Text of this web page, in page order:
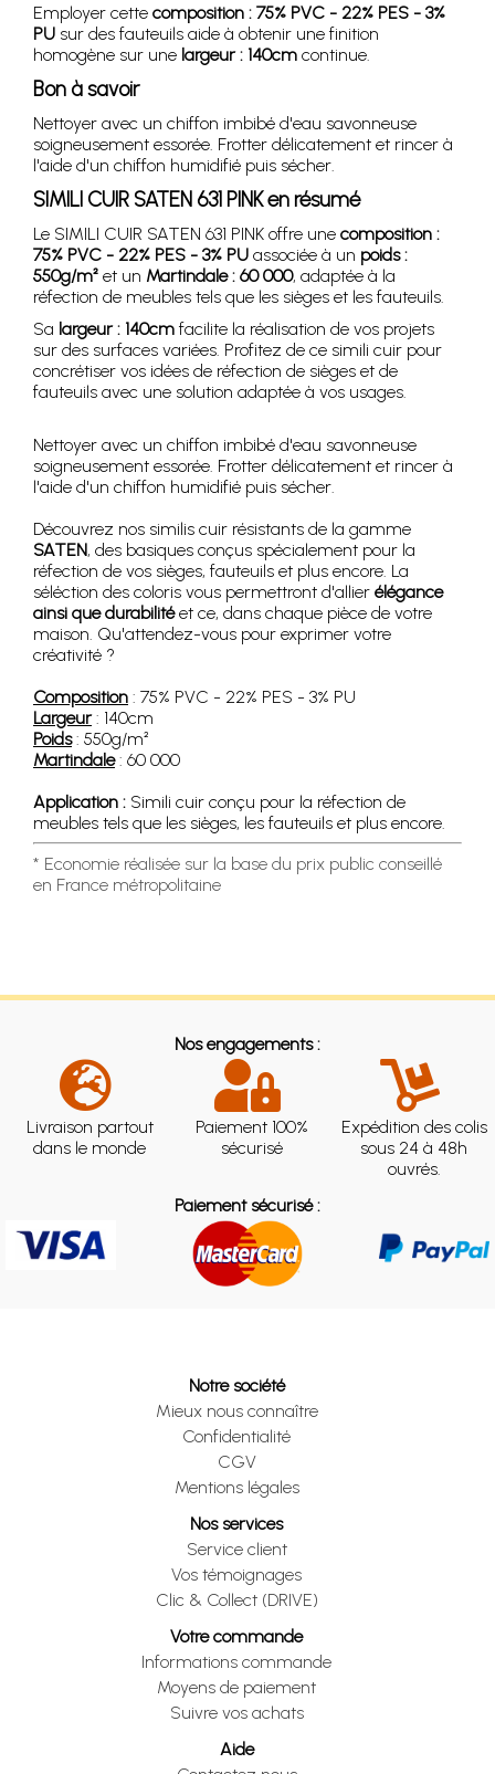
Employer cette composition : 75% PVC - 22% PES - 3%
PU sur des fauteuils aide à obtenir une finition
homogène sur une largeur : 140cm continue.
Bon à savoir
Nettoyer avec un chiffon imbibé d'eau savonneuse
soigneusement essorée. Frotter délicatement et rincer à
l'aide d'un chiffon humidifié puis sécher.
SIMILI CUIR SATEN 631 PINK en résumé
Le SIMILI CUIR SATEN 631 PINK offre une composition :
75% PVC - 22% PES - 3% PU associée à un poids :
550g/m² et un Martindale : 60 000, adaptée à la
réfection de meubles tels que les sièges et les fauteuils.
Sa largeur : 140cm facilite la réalisation de vos projets
sur des surfaces variées. Profitez de ce simili cuir pour
concrétiser vos idées de réfection de sièges et de
fauteuils avec une solution adaptée à vos usages.
Nettoyer avec un chiffon imbibé d'eau savonneuse
soigneusement essorée. Frotter délicatement et rincer à
l'aide d'un chiffon humidifié puis sécher.
Découvrez nos similis cuir résistants de la gamme
SATEN, des basiques conçus spécialement pour la
réfection de vos sièges, fauteuils et plus encore. La
séléction des coloris vous permettront d'allier élégance
ainsi que durabilitéet ce, dans chaque pièce de votre
maison. Qu'attendez-vous pour exprimer votre
créativité ?
Composition : 75% PVC - 22% PES - 3% PU
Largeur: 140cm
Poids: 550g/m²
Martindale: 60 000
Application : Simili cuir conçu pour la réfection de
meubles tels que les sièges, les fauteuils et plus encore.
* Economie réalisée sur la base du prix public conseillé
en France métropolitaine
Nos engagements :
Livraison partout
dans le monde
Paiement 100%
sécurisé
Expédition des colis
sous 24 à 48h
ouvrés.
Paiement sécurisé :
Notre société
Mieux nous connaître
Confidentialité
CGV
Mentions légales
Nos services
Service client
Vos témoignages
Clic & Collect (DRIVE)
Votre commande
Informations commande
Moyens de paiement
Suivre vos achats
Aide